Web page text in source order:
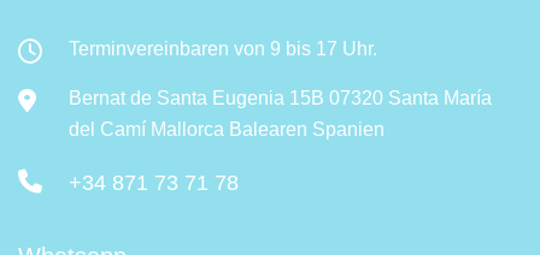
Terminvereinbaren von 9 bis 17 Uhr.
Bernat de Santa Eugenia 15B 07320 Santa María
del Camí Mallorca Balearen Spanien
+34 871 73 71 78